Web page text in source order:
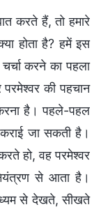
करते हैं, तो हमारे
होता है? हमें इस
करने का पहला
परमेश्वर की पहचान
है। पहले-पहल
जा सकती है।
हो, वह परमेश्वर
से आता है।
से देखते, सीखते